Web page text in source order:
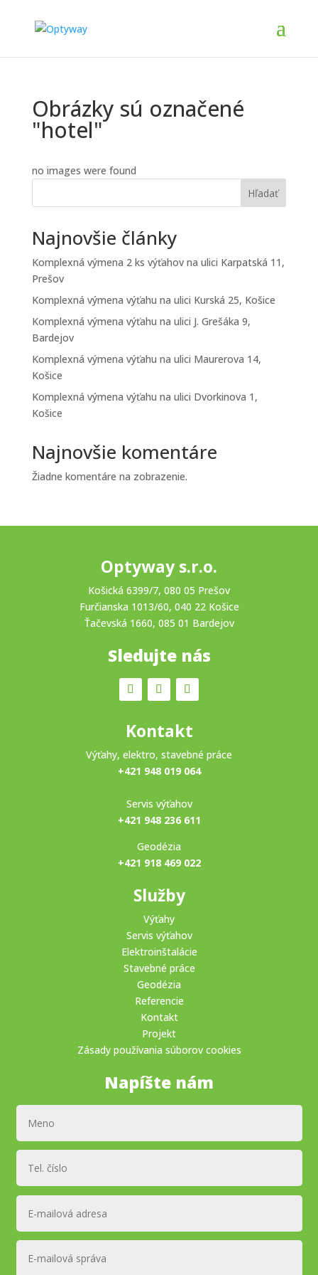
Obrázky sú označené
"hotel"
no images were found
Hľadať
Najnovšie články
Komplexná výmena 2 ks výťahov na ulici Karpatská 11,
Prešov
Komplexná výmena výťahu na ulici Kurská 25, Košice
Komplexná výmena výťahu na ulici J. Grešáka 9,
Bardejov
Komplexná výmena výťahu na ulici Maurerova 14,
Košice
Komplexná výmena výťahu na ulici Dvorkinova 1,
Košice
Najnovšie komentáre
Žiadne komentáre na zobrazenie.
Optyway s.r.o.
Košická 6399/7, 080 05 Prešov
Furčianska 1013/60, 040 22 Košice
Ťačevská 1660, 085 01 Bardejov
Sledujte nás
Kontakt
Výťahy, elektro, stavebné práce
+421 948 019 064
Servis výťahov
+421 948 236 611
Geodézia
+421 918 469 022
Služby
Výťahy
Servis výťahov
Elektroinštalácie
Stavebné práce
Geodézia
Referencie
Kontakt
Projekt
Zásady používania súborov cookies
Napíšte nám